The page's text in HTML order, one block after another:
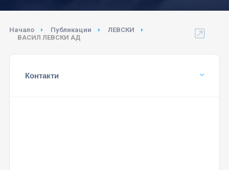
Начало Публикации
ЛЕВСКИ
ВАСИЛ ЛЕВСКИ АД
Контакти